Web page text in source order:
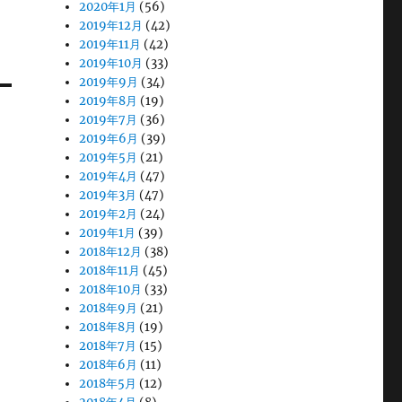
2020年1月 (56)
2019年12月 (42)
2019年11月 (42)
2019年10月 (33)
2019年9月 (34)
2019年8月 (19)
2019年7月 (36)
2019年6月 (39)
2019年5月 (21)
2019年4月 (47)
2019年3月 (47)
2019年2月 (24)
2019年1月 (39)
2018年12月 (38)
2018年11月 (45)
2018年10月 (33)
2018年9月 (21)
2018年8月 (19)
2018年7月 (15)
2018年6月 (11)
2018年5月 (12)